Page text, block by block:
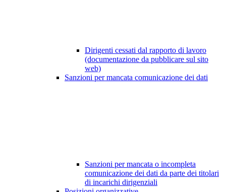
Dirigenti cessati dal rapporto di lavoro
(documentazione da pubblicare sul sito
web)
Sanzioni per mancata comunicazione dei dati
Sanzioni per mancata o incompleta
comunicazione dei dati da parte dei titolari
di incarichi dirigenziali